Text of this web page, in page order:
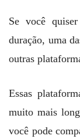
Se você
duração, uma
outras
Essas
muito mais
você pode